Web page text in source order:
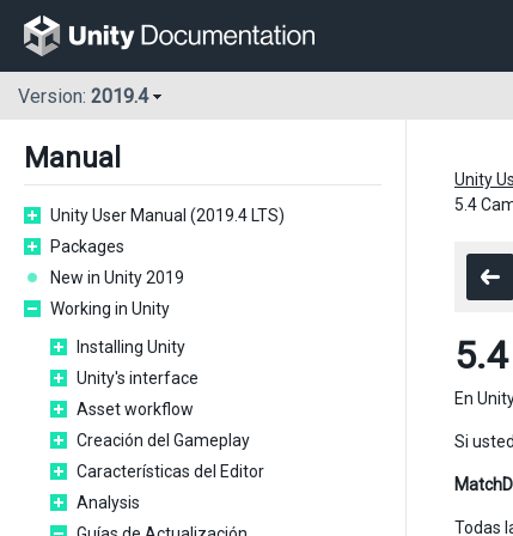
Version: 2019.4
Manual
Unity User Manual (2019.4 LTS)
Packages
New in Unity 2019
Working in Unity
Installing Unity
Unity's interface
Asset workflow
Creación del Gameplay
Características del Editor
Analysis
Unity
5.4
En
Si
Todas